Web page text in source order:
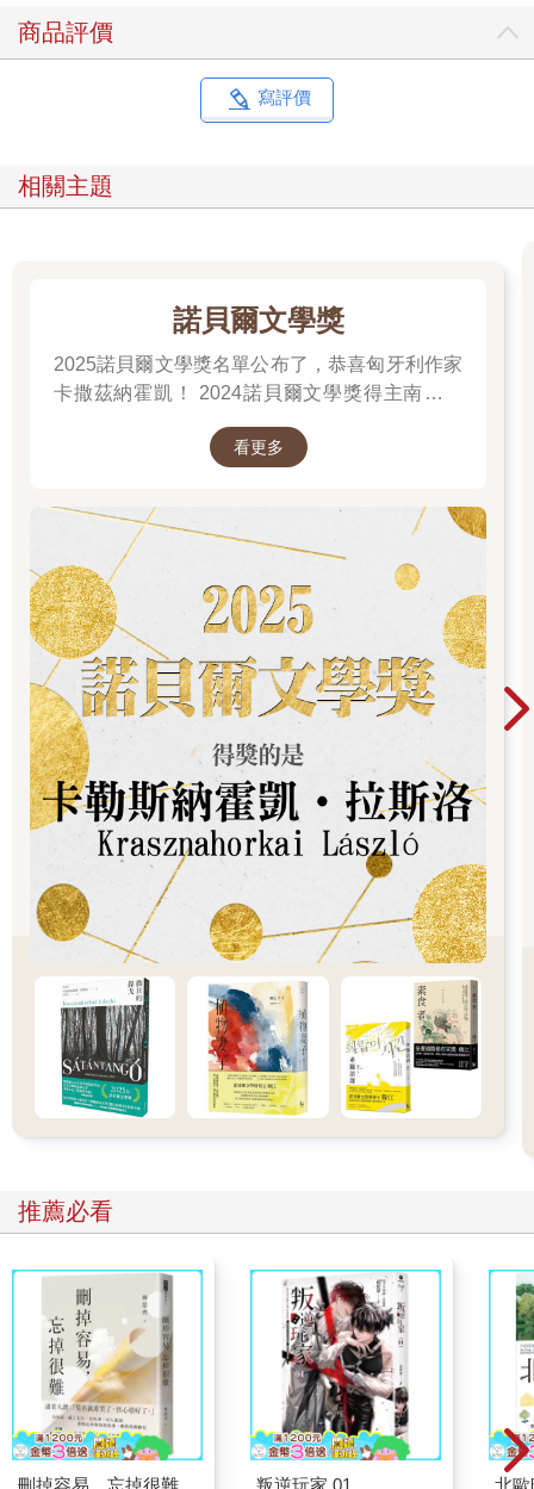
商品評價
寫評價
相關主題
諾貝爾文學獎
2025諾貝爾文學獎名單公布了，恭喜匈牙利作家
卡撒茲納霍凱！ 2024諾貝爾文學獎得主南韓女
看更多
推薦必看
刪掉容易，忘掉很難 叛逆玩家 01
北